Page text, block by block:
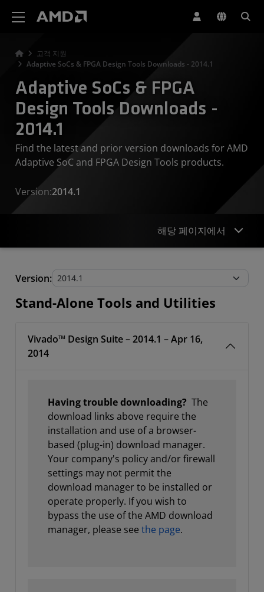
고객 지원
Adaptive SoCs & FPGA Design Tools Downloads - 2014.1
Adaptive SoCs & FPGA
Design Tools Downloads -
2014.1
Find the latest and prior version downloads for AMD
Adaptive SoC and FPGA Design Tools products.
Version:2014.1
해당 페이지에서
Stand-Alone Tools and Utilities
Version:
Stand-Alone Tools and Utilities
Vivado™ Design Suite – 2014.1 – Apr 16,
2014
Having trouble downloading? The
download links above require the
installation and use of a browser-
based (plug-in) download manager.
Your company's policy and/or firewall
settings may not permit the
download manager to be installed or
operate properly. If you wish to
bypass the use of the AMD download
manager, please see the page.